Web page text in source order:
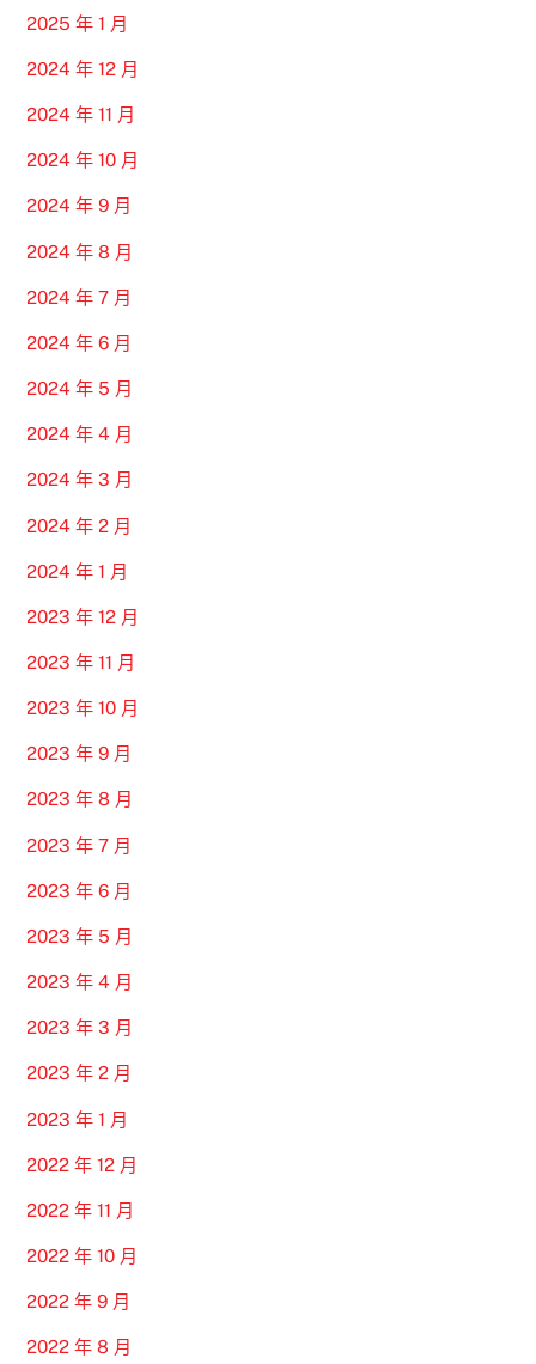
2025 年 1 月
2024 年 12 月
2024 年 11 月
2024 年 10 月
2024 年 9 月
2024 年 8 月
2024 年 7 月
2024 年 6 月
2024 年 5 月
2024 年 4 月
2024 年 3 月
2024 年 2 月
2024 年 1 月
2023 年 12 月
2023 年 11 月
2023 年 10 月
2023 年 9 月
2023 年 8 月
2023 年 7 月
2023 年 6 月
2023 年 5 月
2023 年 4 月
2023 年 3 月
2023 年 2 月
2023 年 1 月
2022 年 12 月
2022 年 11 月
2022 年 10 月
2022 年 9 月
2022 年 8 月